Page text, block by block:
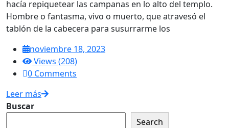
hacía repiquetear las campanas en lo alto del templo.
Hombre o fantasma, vivo o muerto, que atravesó el
tablón de la cabecera para susurrarme los
noviembre 18, 2023
Views (208)
0 Comments
Leer más
Buscar
Search